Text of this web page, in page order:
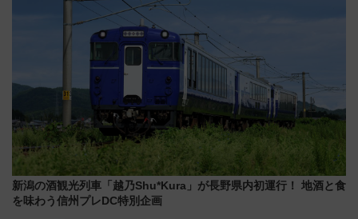
新潟の酒観光列車「越乃Shu*Kura」が長野県内初運行！ 地酒と食
を味わう信州プレDC特別企画